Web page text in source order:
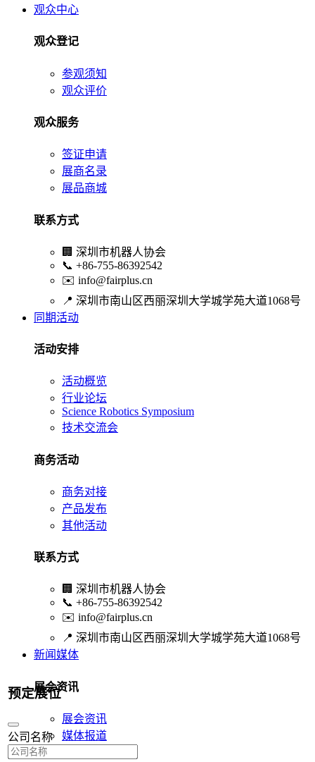
观众中心
观众登记
参观须知
观众评价
观众服务
签证申请
展商名录
展品商城
联系方式
🏢 深圳市机器人协会
📞 +86-755-86392542
✉️ info@fairplus.cn
📍 深圳市南山区西丽深圳大学城学苑大道1068号
同期活动
活动安排
活动概览
行业论坛
Science Robotics Symposium
技术交流会
商务活动
商务对接
产品发布
其他活动
联系方式
🏢 深圳市机器人协会
📞 +86-755-86392542
✉️ info@fairplus.cn
📍 深圳市南山区西丽深圳大学城学苑大道1068号
新闻媒体
展会资讯
展会资讯
媒体报道
预定展位
公司名称